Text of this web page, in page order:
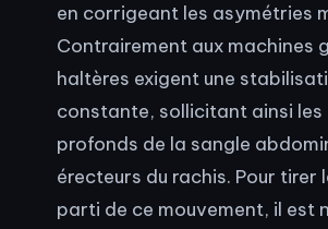
en corrigeant les asymétries
Contrairement aux machines
haltères exigent une
constante, sollicitant ainsi les
profonds de la sangle
érecteurs du rachis. Pour tirer
parti de ce mouvement, il est